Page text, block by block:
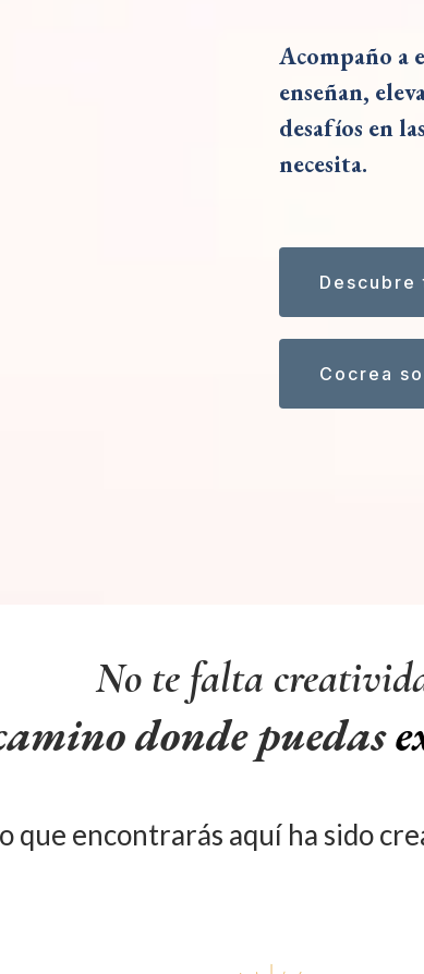
Acompaño a
enseñan,
desafíos en
necesita.
Descubre
Cocrea
No te falta
donde puedas
que encontrarás aquí ha sido